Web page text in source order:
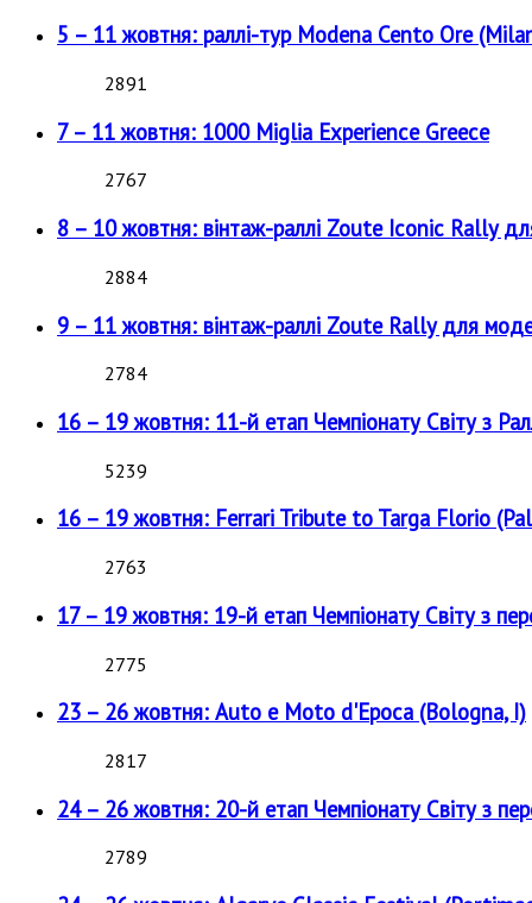
5 – 11 жовтня: раллі-тур Modena Cento Ore
2891
7 – 11 жовтня: 1000 Miglia Experience Greece
2767
8 – 10 жовтня: вінтаж-раллі Zoute Iconic Rally
2884
9 – 11 жовтня: вінтаж-раллі Zoute Rally для
2784
16 – 19 жовтня: 11-й етап Чемпіонату Світу з
5239
16 – 19 жовтня: Ferrari Tribute to Targa Florio
2763
17 – 19 жовтня: 19-й етап Чемпіонату Світу з
2775
23 – 26 жовтня: Auto e Moto d'Epoca (Bologna, I)
2817
24 – 26 жовтня: 20-й етап Чемпіонату Світу з
2789